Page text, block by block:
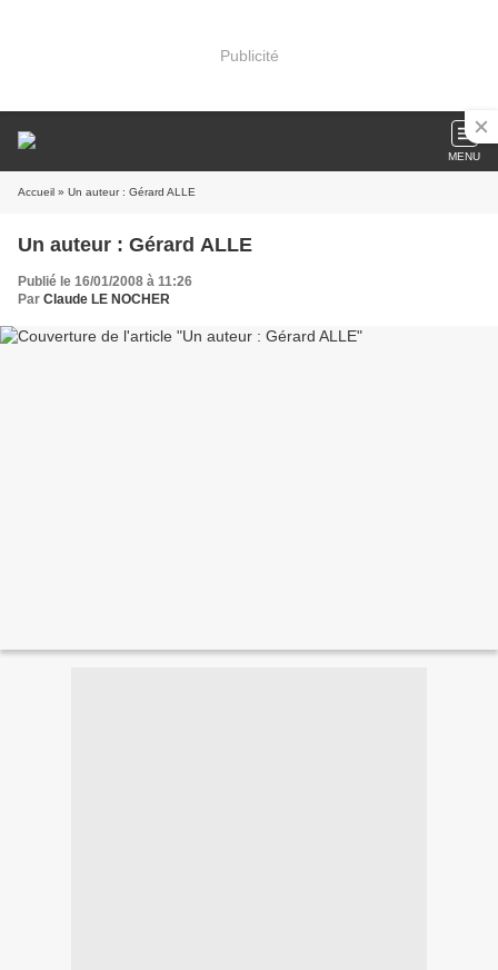
Publicité
MENU
Accueil » Un auteur : Gérard ALLE
Un auteur : Gérard ALLE
Publié le 16/01/2008 à 11:26
Par Claude LE NOCHER